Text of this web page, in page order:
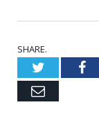
SHARE.
Twitter
Email